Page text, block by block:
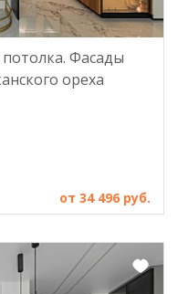
Фасады
ореха
от 34 496 руб.